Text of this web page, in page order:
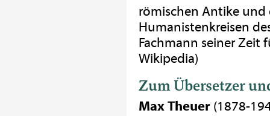
römischen Antike
Humanistenkreisen
Fachmann seiner Zeit
Wikipedia)
Zum Übersetzer
Max Theuer (1878-